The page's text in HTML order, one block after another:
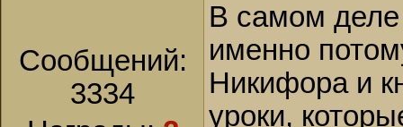
Сообщений:
3334
В самом деле
именно
Никифора и
уроки,